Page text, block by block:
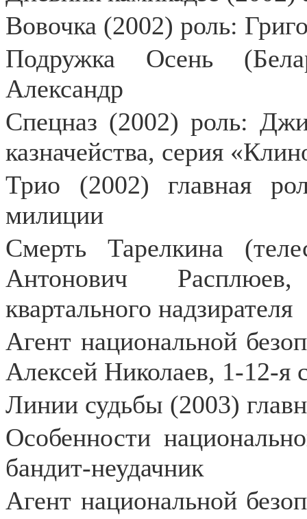
Вовочка (2002) роль:
Подружка Осень
Александр
Спецназ (2002) роль:
казначейства, серия
Трио (2002) главная
милиции
Смерть Тарелкина
Антонович
квартального надзирателя
Агент национальной
Алексей Николаев, 1-12-я
Линии судьбы (2003)
Особенности
бандит-неудачник
Агент национальной